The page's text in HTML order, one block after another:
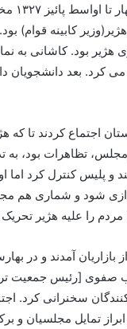
کاشانی
کابینه قوام)
بود. کاشانی به
می کرد. بعد دانشجویان
اجتماع کردند تا که
تظاهرات بود، به
و پلیس کنترل کرد اما
مردم را علیه هژیر
از بازاریان آمدند و در
صفوی [رئیس جمعیت
سخنرانی کرد.
تمایل مجلسیان و